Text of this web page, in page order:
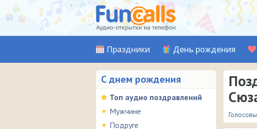
Праздники День рождения
С днем рождения
Топ аудио поздравлений
Мужчине
Подруге